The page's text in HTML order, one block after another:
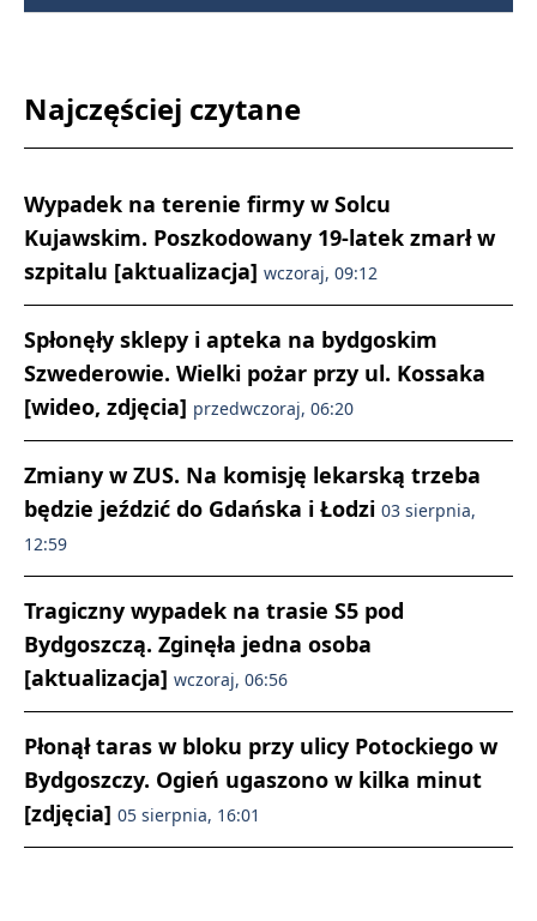
Najczęściej czytane
Wypadek na terenie firmy w Solcu
Kujawskim. Poszkodowany 19-latek zmarł w
szpitalu [aktualizacja] wczoraj, 09:12
Spłonęły sklepy i apteka na bydgoskim
Szwederowie. Wielki pożar przy ul. Kossaka
[wideo, zdjęcia] przedwczoraj, 06:20
Zmiany w ZUS. Na komisję lekarską trzeba
będzie jeździć do Gdańska i Łodzi 03 sierpnia,
12:59
Tragiczny wypadek na trasie S5 pod
Bydgoszczą. Zginęła jedna osoba
[aktualizacja] wczoraj, 06:56
Płonął taras w bloku przy ulicy Potockiego w
Bydgoszczy. Ogień ugaszono w kilka minut
[zdjęcia] 05 sierpnia, 16:01